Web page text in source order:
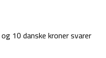
10 danske kroner svarer